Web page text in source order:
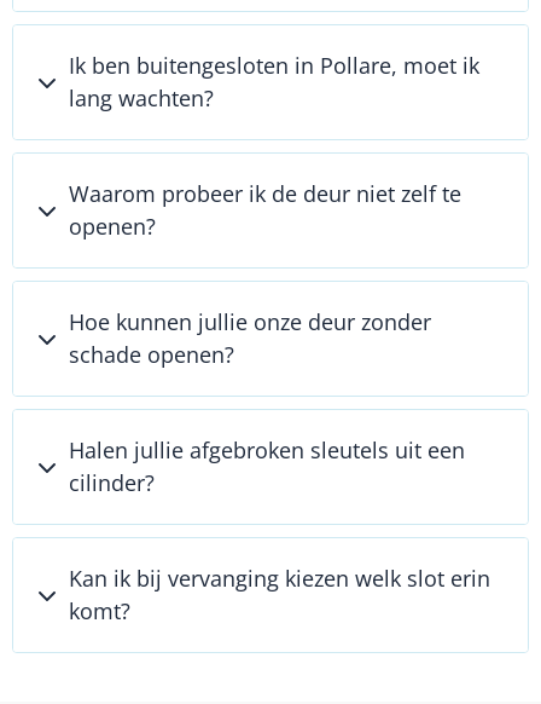
Ik ben buitengesloten in Pollare, moet ik
lang wachten?
Waarom probeer ik de deur niet zelf te
openen?
Hoe kunnen jullie onze deur zonder
schade openen?
Halen jullie afgebroken sleutels uit een
cilinder?
Kan ik bij vervanging kiezen welk slot erin
komt?